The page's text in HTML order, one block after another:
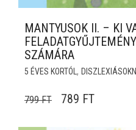
MANTYUSOK II. – KI
SZÁMÁRA
5 ÉVES KORTÓL ,
799FT ORIGINAL
789 FT